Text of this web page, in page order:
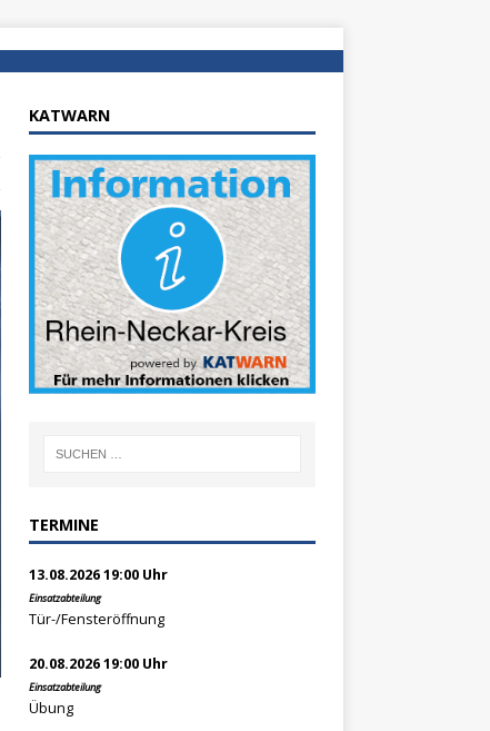
KATWARN
TERMINE
13.08.2026 19:00 Uhr
Einsatzabteilung
Tür-/Fensteröffnung
20.08.2026 19:00 Uhr
Einsatzabteilung
Übung